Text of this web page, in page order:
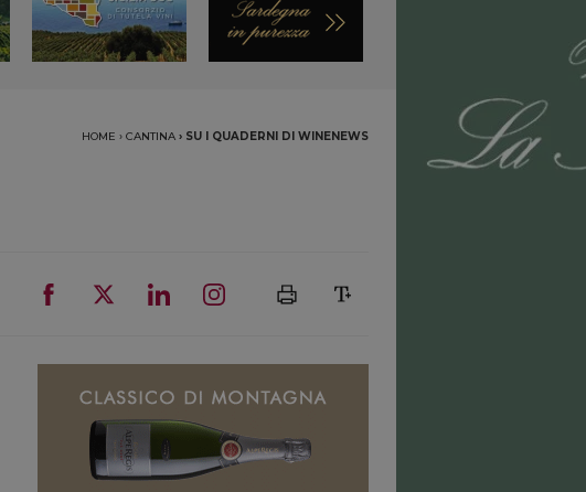
HOME › CANTINA › SU I QUADERNI DI WINENEWS